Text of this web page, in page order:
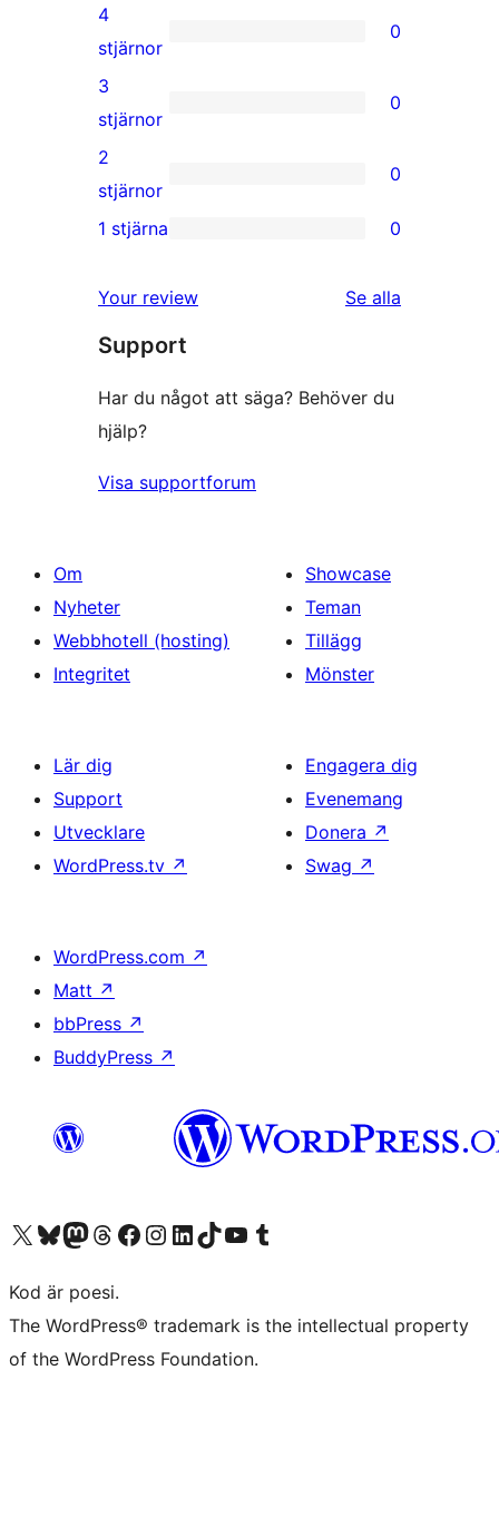
5-
stjärnig
recension
0
4-
stjärniga
recensioner
4
stjärnor
0
0
3-
stjärniga
recensioner
3
stjärnor
0
0
2-
recensioner
2
stjärnor
0
stjärniga
recensioner
1 stjärna 0
Your review
Se alla
Support
Har du något att säga? Behöver du
hjälp?
Visa supportforum
Om
Nyheter
Webbhotell (hosting)
Integritet
Showcase
Teman
Tillägg
Mönster
Lär dig
Support
Utvecklare
WordPress.tv ↗
Engagera dig
Evenemang
Donera ↗
Swag ↗
WordPress.com ↗
Matt ↗
bbPress ↗
BuddyPress ↗
Besök vår X-konto (f.d. Twitter)
Besök vårt Bluesky-konto
Besök vårt Mastodon-konto
Besök vårt Thread-konto
Besök vår Facebook-sidaBesök vårt Instagram-konto
Besök vårt LinkedIn-konto
Besök vårt TikTok-konto
Besök vår YouTube-kanalBesök vårt Tumblr-konto
Kod är poesi.
The WordPress® trademark is the intellectual property
of the WordPress Foundation.